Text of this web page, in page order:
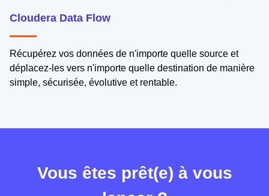
Cloudera Data Flow
Récupérez vos données de n'importe quelle source et
déplacez-les vers n'importe quelle destination de manière
simple, sécurisée, évolutive et rentable.
Vous êtes prêt(e) à vous